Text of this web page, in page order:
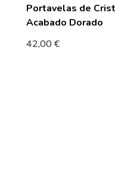
Portavelas de
Acabado Dorado
42,00€